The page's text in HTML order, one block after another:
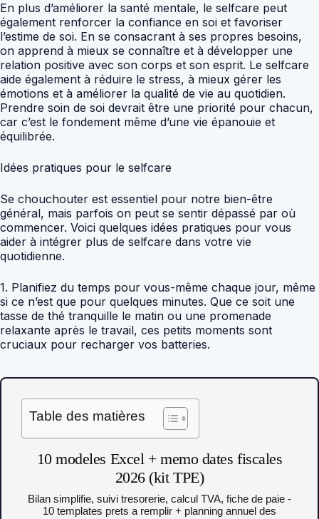
En plus d’améliorer la santé mentale, le selfcare peut
également renforcer la confiance en soi et favoriser
l’estime de soi. En se consacrant à ses propres besoins,
on apprend à mieux se connaître et à développer une
relation positive avec son corps et son esprit. Le selfcare
aide également à réduire le stress, à mieux gérer les
émotions et à améliorer la qualité de vie au quotidien.
Prendre soin de soi devrait être une priorité pour chacun,
car c’est le fondement même d’une vie épanouie et
équilibrée.
Idées pratiques pour le selfcare
Se chouchouter est essentiel pour notre bien-être
général, mais parfois on peut se sentir dépassé par où
commencer. Voici quelques idées pratiques pour vous
aider à intégrer plus de selfcare dans votre vie
quotidienne.
1. Planifiez du temps pour vous-même chaque jour, même
si ce n’est que pour quelques minutes. Que ce soit une
tasse de thé tranquille le matin ou une promenade
relaxante après le travail, ces petits moments sont
cruciaux pour recharger vos batteries.
Table des matières
10 modeles Excel + memo dates fiscales
2026 (kit TPE)
Bilan simplifie, suivi tresorerie, calcul TVA, fiche de paie -
10 templates prets a remplir + planning annuel des